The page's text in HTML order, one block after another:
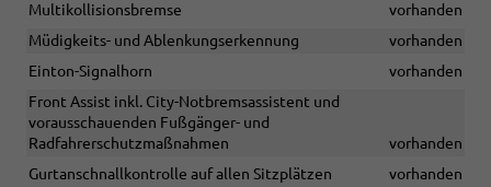
Multikollisionsbremse
vorhanden
Müdigkeits- und Ablenkungserkennung
vorhanden
Einton-Signalhorn
vorhanden
Front Assist inkl. City-Notbremsassistent und
vorausschauenden Fußgänger- und
Radfahrerschutzmaßnahmen
vorhanden
Gurtanschnallkontrolle auf allen Sitzplätzen
vorhanden